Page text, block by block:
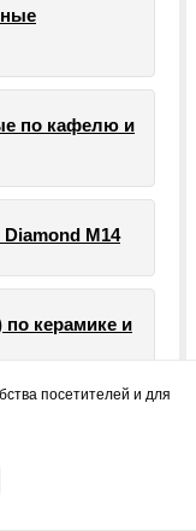
по кафелю и
М14
керамике и
посетителей и для